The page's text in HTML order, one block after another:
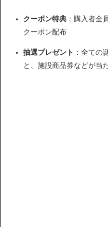
クーポン特典 ：購入者全
クーポン配布
抽選プレゼント ：全ての
と、施設商品券などが当